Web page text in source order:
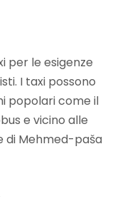
per le esigenze
I taxi possono
popolari come il
e vicino alle
di Mehmed-paša